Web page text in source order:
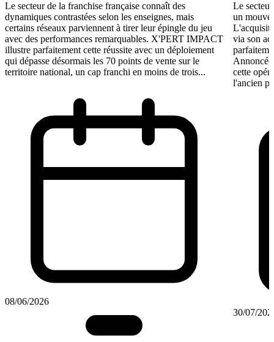
Le secteur de la franchise française connaît des
dynamiques contrastées selon les enseignes, mais
certains réseaux parviennent à tirer leur épingle du jeu
avec des performances remarquables. X'PERT IMPACT
illustre parfaitement cette réussite avec un déploiement
qui dépasse désormais les 70 points de vente sur le
territoire national, un cap franchi en moins de trois...
08/06/2026
Le
un
via son
cette
l'ancien
30/07/